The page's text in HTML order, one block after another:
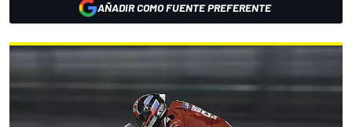
AÑADIR COMO FUENTE PREFERENTE